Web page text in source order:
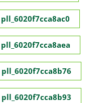
pll_6020f7cca8ac0
pll_6020f7cca8aea
pll_6020f7cca8b76
pll_6020f7cca8b93